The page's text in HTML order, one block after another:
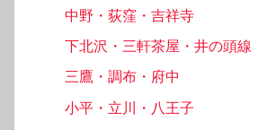
中野・荻窪・吉祥寺
下北沢・三軒茶屋・井の頭線
三鷹・調布・府中
小平・立川・八王子